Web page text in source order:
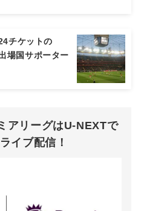
チケットの
場国サポーター
アリーグはU-NEXTで
イブ配信！